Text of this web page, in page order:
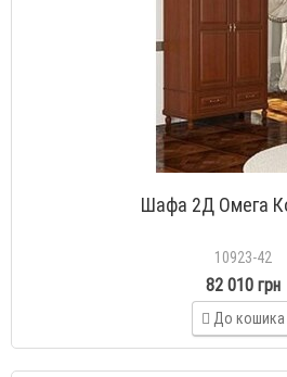
Шафа 2Д Омега
10923-42
82 010 грн
До кошика